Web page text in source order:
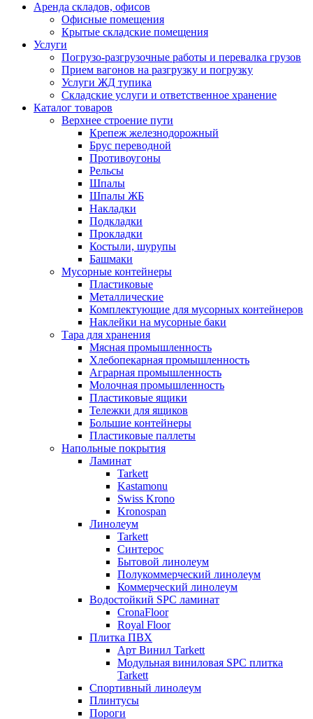
Аренда складов, офисов
Офисные помещения
Крытые складские помещения
Услуги
Погрузо-разгрузочные работы и перевалка грузов
Прием вагонов на разгрузку и погрузку
Услуги ЖД тупика
Складские услуги и ответственное хранение
Каталог товаров
Верхнее строение пути
Крепеж железнодорожный
Брус переводной
Противоугоны
Рельсы
Шпалы
Шпалы ЖБ
Накладки
Подкладки
Прокладки
Костыли, шурупы
Башмаки
Мусорные контейнеры
Пластиковые
Металлические
Комплектующие для мусорных контейнеров
Наклейки на мусорные баки
Тара для хранения
Мясная промышленность
Хлебопекарная промышленность
Аграрная промышленность
Молочная промышленность
Пластиковые ящики
Тележки для ящиков
Большие контейнеры
Пластиковые паллеты
Напольные покрытия
Ламинат
Tarkett
Kastamonu
Swiss Krono
Kronospan
Линолеум
Tarkett
Синтерос
Бытовой линолеум
Полукоммерческий линолеум
Коммерческий линолеум
Водостойкий SPC ламинат
CronaFloor
Royal Floor
Плитка ПВХ
Арт Винил Tarkett
Модульная виниловая SPC плитка
Tarkett
Спортивный линолеум
Плинтусы
Пороги